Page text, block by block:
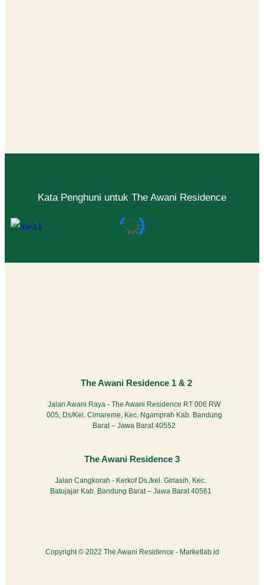
Kata Penghuni untuk The Awani Residence
The Awani Residence 1 & 2
Jalan Awani Raya - The Awani Residence RT 006 RW
005, Ds/Kel. Cimareme, Kec. Ngamprah Kab. Bandung
Barat – Jawa Barat 40552
The Awani Residence 3
Jalan Cangkorah - Kerkof Ds./kel. Giriasih, Kec.
Batujajar Kab. Bandung Barat – Jawa Barat 40561
Copyright © 2022 The Awani Residence - Marketlab.id